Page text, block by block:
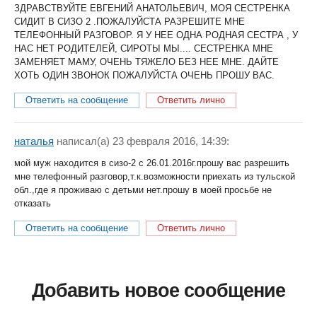
ЗДРАВСТВУЙТЕ ЕВГЕНИЙ АНАТОЛЬЕВИЧ, МОЯ СЕСТРЕНКА
СИДИТ В СИЗО 2 .ПОЖАЛУЙСТА РАЗРЕШИТЕ МНЕ
ТЕЛЕФОННЫЙ РАЗГОВОР. Я У НЕЕ ОДНА РОДНАЯ СЕСТРА , У
НАС НЕТ РОДИТЕЛЕЙ, СИРОТЫ МЫ.... СЕСТРЕНКА МНЕ
ЗАМЕНЯЕТ МАМУ, ОЧЕНЬ ТЯЖЕЛО БЕЗ НЕЕ МНЕ. ДАЙТЕ
ХОТЬ ОДИН ЗВОНОК ПОЖАЛУЙСТА ОЧЕНЬ ПРОШУ ВАС.
Ответить на сообщение Ответить лично
наталья написал(a) 23 февраля 2016, 14:39:
мой муж находится в сизо-2 с 26.01.2016г.прошу вас разрешить
мне телефонный разговор,т.к.возможности приехать из тульской
обл.,где я проживаю с детьми нет.прошу в моей просьбе не
отказать
Ответить на сообщение Ответить лично
Добавить новое сообщение